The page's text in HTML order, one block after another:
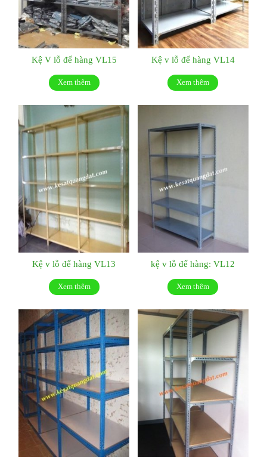
Kệ V lỗ để hàng VL15
Xem thêm
Kệ v lỗ để hàng VL14
Xem thêm
Kệ v lỗ để hàng VL13
Xem thêm
kệ v lỗ để hàng: VL12
Xem thêm